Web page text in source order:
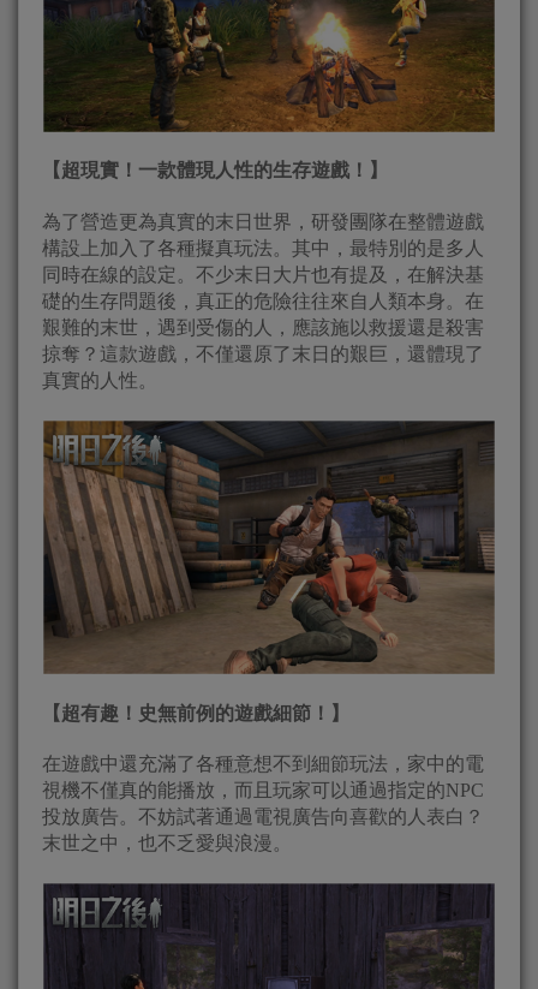
【超現實 ！ 一款體現人性的生存遊戲！】
為了營造更為真實的末日世界，研發團隊在整體遊戲
構設上加入了各種擬真玩法。其中，最特別的是多人
同時在線的設定。不少末日大片也有提及，在解決基
礎的生存問題後，真正的危險往往來自人類本身。在
艱難的末世，遇到受傷的人，應該施以救援還是殺害
掠奪？這款遊戲，不僅還原了末日的艱巨，還體現了
真實的人性。
【超有趣 ！ 史無前例的遊戲細節！】
在遊戲中還充滿了各種意想不到細節玩法，家中的電
視機不僅真的能播放，而且玩家可以通過指定的NPC
投放廣告。不妨試著通過電視廣告向喜歡的人表白？
末世之中，也不乏愛與浪漫。